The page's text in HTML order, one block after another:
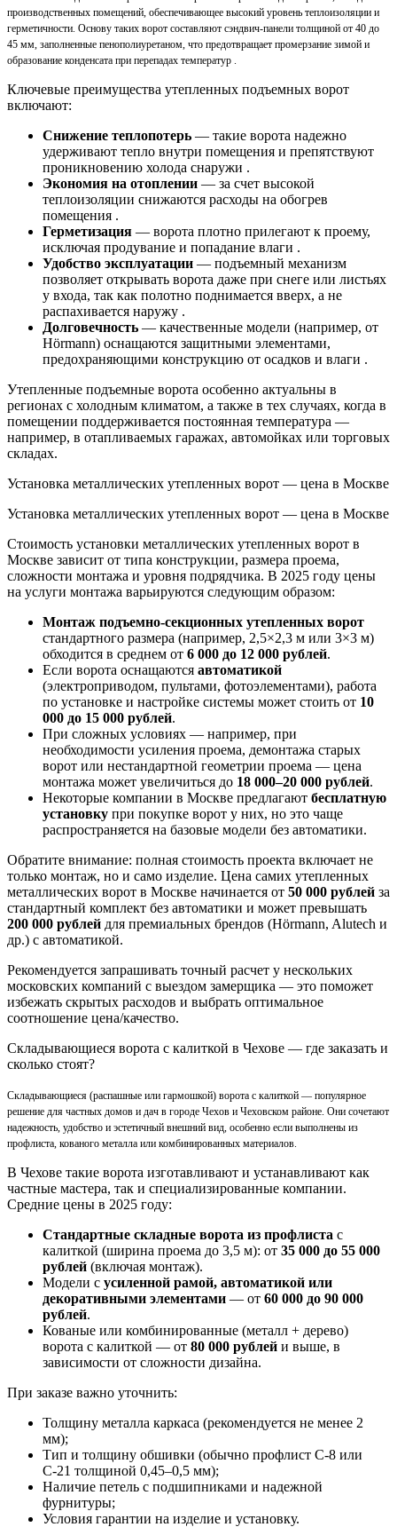
производственных помещений, обеспечивающее высокий уровень теплоизоляции и
герметичности. Основу таких ворот составляют сэндвич-панели толщиной от 40 до
45 мм, заполненные пенополиуретаном, что предотвращает промерзание зимой и
образование конденсата при перепадах температур .
Ключевые преимущества утепленных подъемных ворот
включают:
Снижение теплопотерь — такие ворота надежно
удерживают тепло внутри помещения и препятствуют
проникновению холода снаружи .
Экономия на отоплении — за счет высокой
теплоизоляции снижаются расходы на обогрев
помещения .
Герметизация — ворота плотно прилегают к проему,
исключая продувание и попадание влаги .
Удобство эксплуатации — подъемный механизм
позволяет открывать ворота даже при снеге или листьях
у входа, так как полотно поднимается вверх, а не
распахивается наружу .
Долговечность — качественные модели (например, от
Hörmann) оснащаются защитными элементами,
предохраняющими конструкцию от осадков и влаги .
Утепленные подъемные ворота особенно актуальны в
регионах с холодным климатом, а также в тех случаях, когда в
помещении поддерживается постоянная температура —
например, в отапливаемых гаражах, автомойках или торговых
складах.
Установка металлических утепленных ворот — цена в Москве
Установка металлических утепленных ворот — цена в Москве
Стоимость установки металлических утепленных ворот в
Москве зависит от типа конструкции, размера проема,
сложности монтажа и уровня подрядчика. В 2025 году цены
на услуги монтажа варьируются следующим образом:
Монтаж подъемно-секционных утепленных ворот
стандартного размера (например, 2,5×2,3 м или 3×3 м)
обходится в среднем от 6 000 до 12 000 рублей.
Если ворота оснащаются автоматикой
(электроприводом, пультами, фотоэлементами), работа
по установке и настройке системы может стоить от 10
000 до 15 000 рублей.
При сложных условиях — например, при
необходимости усиления проема, демонтажа старых
ворот или нестандартной геометрии проема — цена
монтажа может увеличиться до 18 000–20 000 рублей.
Некоторые компании в Москве предлагают бесплатную
установку при покупке ворот у них, но это чаще
распространяется на базовые модели без автоматики.
Обратите внимание: полная стоимость проекта включает не
только монтаж, но и само изделие. Цена самих утепленных
металлических ворот в Москве начинается от 50 000 рублей за
стандартный комплект без автоматики и может превышать
200 000 рублей для премиальных брендов (Hörmann, Alutech и
др.) с автоматикой.
Рекомендуется запрашивать точный расчет у нескольких
московских компаний с выездом замерщика — это поможет
избежать скрытых расходов и выбрать оптимальное
соотношение цена/качество.
Складывающиеся ворота с калиткой в Чехове — где заказать и
сколько стоят?
Складывающиеся (распашные или гармошкой) ворота с калиткой — популярное
решение для частных домов и дач в городе Чехов и Чеховском районе. Они сочетают
надежность, удобство и эстетичный внешний вид, особенно если выполнены из
профлиста, кованого металла или комбинированных материалов.
В Чехове такие ворота изготавливают и устанавливают как
частные мастера, так и специализированные компании.
Средние цены в 2025 году:
Стандартные складные ворота из профлиста с
калиткой (ширина проема до 3,5 м): от 35 000 до 55 000
рублей (включая монтаж).
Модели с усиленной рамой, автоматикой или
декоративными элементами — от 60 000 до 90 000
рублей.
Кованые или комбинированные (металл + дерево)
ворота с калиткой — от 80 000 рублей и выше, в
зависимости от сложности дизайна.
При заказе важно уточнить:
Толщину металла каркаса (рекомендуется не менее 2
мм);
Тип и толщину обшивки (обычно профлист С-8 или
С-21 толщиной 0,45–0,5 мм);
Наличие петель с подшипниками и надежной
фурнитуры;
Условия гарантии на изделие и установку.